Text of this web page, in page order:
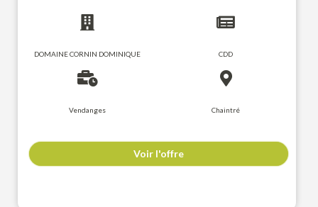
DOMAINE CORNIN DOMINIQUE CDD
Vendanges Chaintré
Voir l'offre